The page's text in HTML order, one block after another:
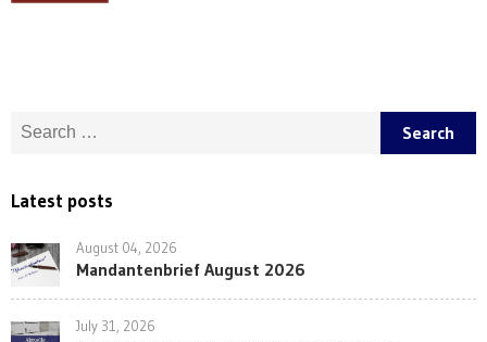
Search for:
Latest posts
August 04, 2026
Mandantenbrief August 2026
July 31, 2026